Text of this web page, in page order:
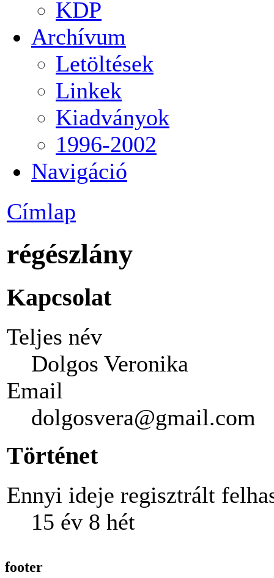
KDP
Archívum
Letöltések
Linkek
Kiadványok
1996-2002
Navigáció
Címlap
régészlány
Kapcsolat
Teljes név
Dolgos Veronika
Email
dolgosvera@gmail.com
Történet
Ennyi ideje regisztrált
15 év 8 hét
footer